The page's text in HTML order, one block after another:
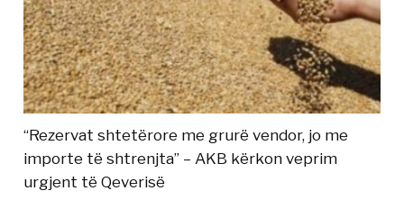
“Rezervat shtetërore me grurë vendor, jo me
importe të shtrenjta” – AKB kërkon veprim
urgjent të Qeverisë